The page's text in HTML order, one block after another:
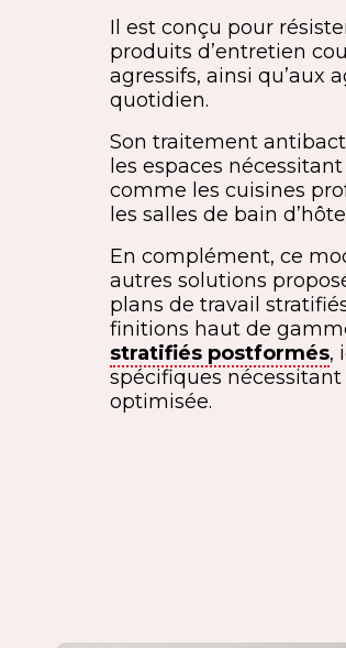
Il est conçu pour
produits d’entretien
agressifs, ainsi qu’aux
quotidien.
Son traitement
les espaces
comme les cuisines
les salles de bain
En complément, ce
autres solutions
plans de travail
finitions haut de
stratifiés postformés,
spécifiques
optimisée.